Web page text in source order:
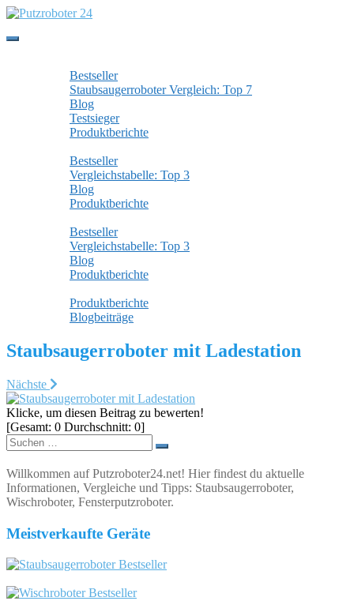
Skip
main
Toggle
Bestseller
Staubsaugerroboter Vergleich: Top 7
Blog
Testsieger
Produktberichte
Bestseller
Vergleichstabelle: Top 3
Blog
Produktberichte
Bestseller
Vergleichstabelle: Top 3
Blog
Produktberichte
Produktberichte
Blogbeiträge
Staubsaugerroboter mit Ladestation
Nächste
Klicke, um diesen Beitrag zu bewerten!
[Gesamt: 0 Durchschnitt: 0]
Suchen
nach:
Willkommen auf Putzroboter24.net! Hier findest du aktuelle
Informationen, Vergleiche und Tipps: Staubsaugerroboter,
Wischroboter, Fensterputzroboter.
Meistverkaufte Geräte